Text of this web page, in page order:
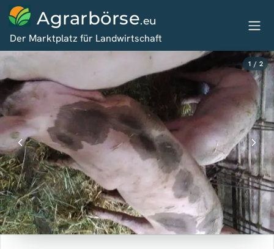
Agrarbörse.eu
Der Marktplatz für Landwirtschaft
1 / 2